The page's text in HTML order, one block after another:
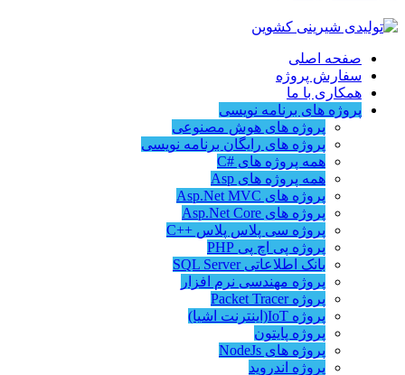
صفحه اصلی
سفارش پروژه
همکاری با ما
پروژه های برنامه نویسی
پروژه های هوش مصنوعی
پروژه های رایگان برنامه نویسی
همه پروژه های #C
همه پروژه های Asp
پروژه های Asp.Net MVC
پروژه های Asp.Net Core
پروژه سی پلاس پلاس ++C
پروژه پی اچ پی PHP
بانک اطلاعاتی SQL Server
پروژه مهندسی نرم افزار
پروژه Packet Tracer
پروژه IoT(اینترنت اشیا)
پروژه پایتون
پروژه های NodeJs
پروژه اندروید